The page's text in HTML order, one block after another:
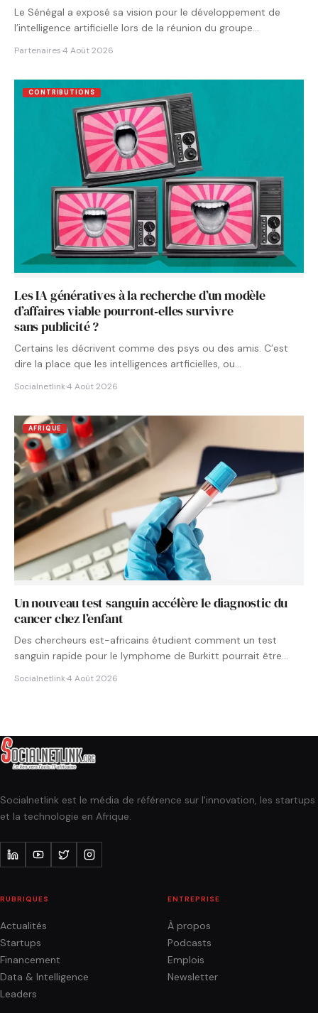
Le Sénégal a exposé sa vision pour le développement de
l’intelligence artificielle lors de la réunion du groupe…
Partenaires·4 Août 2026
CONTRIBUTIONS
Les IA génératives à la recherche d’un modèle
d’affaires viable pourront‑elles survivre
sans publicité ?
Certains les décrivent comme des psys ou des amis. C’est
dire la place que les intelligences artficielles, ou…
Socialnetlink·4 Août 2026
AFRIQUE
Un nouveau test sanguin accélère le diagnostic du
cancer chez l’enfant
Des chercheurs est-africains étudient comment un test
sanguin rapide pour le lymphome de Burkitt pourrait être
Socialnetlink·4 Août 2026
Socialnetlink est le média de référence sur l'innovation, les startups
et la technologie en Afrique.
RUBRIQUES
Actualités
Startups
Financement
Data & Intelligence
Leaders
ENTREPRISE
À propos
Podcasts
Emplois
Newsletter